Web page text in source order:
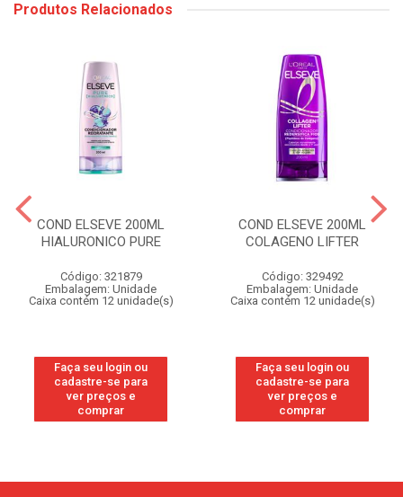
Produtos Relacionados
COND ELSEVE 200ML
HIALURONICO PURE
Código: 321879
Embalagem: Unidade
Caixa contém 12 unidade(s)
Faça seu login ou
cadastre-se para
ver preços e
comprar
COND ELSEVE 200ML
COLAGENO LIFTER
Código: 329492
Embalagem: Unidade
Caixa contém 12 unidade(s)
Faça seu login ou
cadastre-se para
ver preços e
comprar